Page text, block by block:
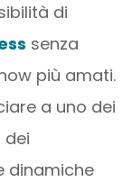
di
senza
più amati.
a uno dei
dinamiche